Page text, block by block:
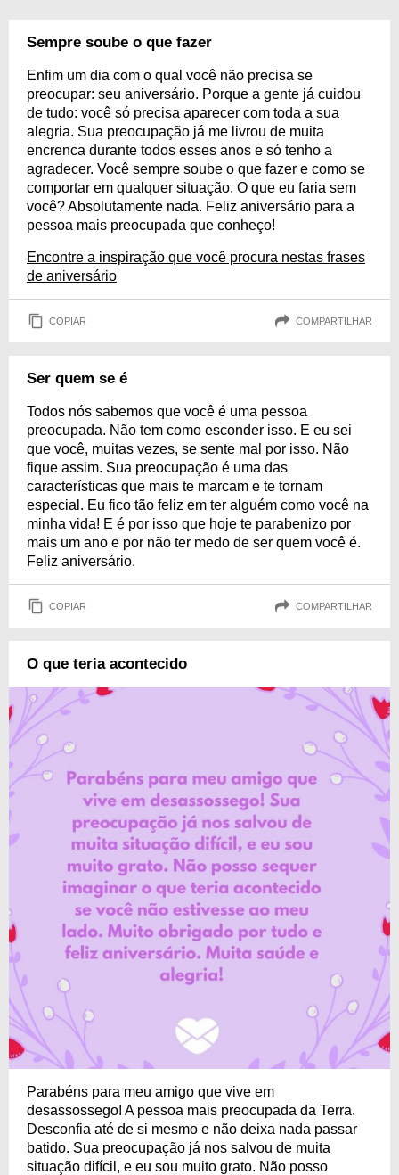
Sempre soube o que fazer
Enfim um dia com o qual você não precisa se
preocupar: seu aniversário. Porque a gente já cuidou
de tudo: você só precisa aparecer com toda a sua
alegria. Sua preocupação já me livrou de muita
encrenca durante todos esses anos e só tenho a
agradecer. Você sempre soube o que fazer e como se
comportar em qualquer situação. O que eu faria sem
você? Absolutamente nada. Feliz aniversário para a
pessoa mais preocupada que conheço!
Encontre a inspiração que você procura nestas frases
de aniversário
COPIAR COMPARTILHAR
Ser quem se é
Todos nós sabemos que você é uma pessoa
preocupada. Não tem como esconder isso. E eu sei
que você, muitas vezes, se sente mal por isso. Não
fique assim. Sua preocupação é uma das
características que mais te marcam e te tornam
especial. Eu fico tão feliz em ter alguém como você na
minha vida! E é por isso que hoje te parabenizo por
mais um ano e por não ter medo de ser quem você é.
Feliz aniversário.
COPIAR COMPARTILHAR
O que teria acontecido
Parabéns para meu amigo que vive em
desassossego! A pessoa mais preocupada da Terra.
Desconfia até de si mesmo e não deixa nada passar
batido. Sua preocupação já nos salvou de muita
situação difícil, e eu sou muito grato. Não posso